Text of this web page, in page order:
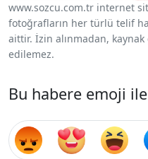
www.sozcu.com.tr internet
fotoğrafların her türlü telif
aittir. İzin alınmadan,
edilemez.
Bu habere emoji